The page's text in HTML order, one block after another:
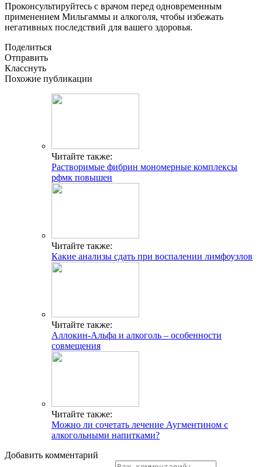
Проконсультируйтесь с врачом перед одновременным
применением Мильгаммы и алкоголя, чтобы избежать
негативных последствий для вашего здоровья.
Поделиться
Отправить
Класснуть
Похожие публикации
Читайте также:
Растворимые фибрин мономерные комплексы
рфмк повышен
Читайте также:
Какие анализы сдать при воспалении лимфоузлов
Читайте также:
Аллокин-Альфа и алкоголь – особенности
совмещения
Читайте также:
Можно ли сочетать лечение Аугментином с
алкогольными напитками?
Добавить комментарий